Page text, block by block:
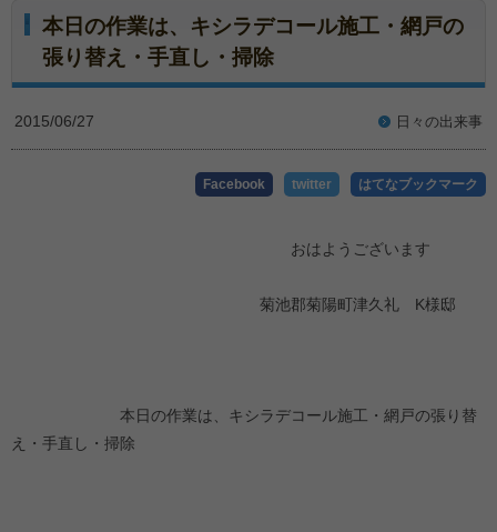
本日の作業は、キシラデコール施工・網戸の
張り替え・手直し・掃除
2015/06/27 日々の出来事
Facebook twitter はてなブックマーク
おはようございます
菊池郡菊陽町津久礼 K様邸
本日の作業は、キシラデコール施工・網戸の張り替
え・手直し・掃除